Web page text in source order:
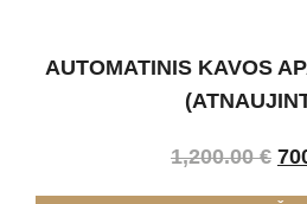
AUTOMATINIS KAVOS
1,200.00€